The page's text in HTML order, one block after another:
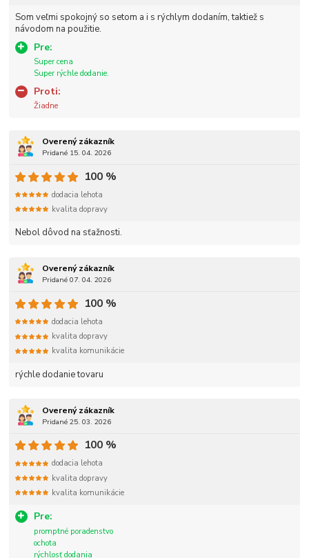
Som veľmi spokojný so setom a i s rýchlym dodaním, taktiež s
návodom na použitie.
Pre:
Super cena
Super rýchle dodanie.
Proti:
Žiadne
Overený zákazník
Pridané 15. 04. 2026
Nebol dôvod na sťažnosti.
100 %
dodacia lehota
kvalita dopravy
Overený zákazník
Pridané 07. 04. 2026
rýchle dodanie tovaru
100 %
dodacia lehota
kvalita dopravy
kvalita komunikácie
Overený zákazník
Pridané 25. 03. 2026
Pre:
promptné poradenstvo
ochota
rýchlosť dodania
100 %
dodacia lehota
kvalita dopravy
kvalita komunikácie